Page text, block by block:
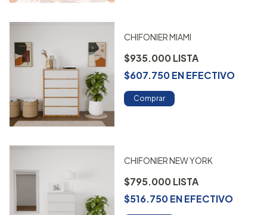
CHIFONIER MIAMI
$935.000
$607.750ENEFECTIVO
Comprar
CHIFONIER NEW YORK
$795.000
$516.750ENEFECTIVO